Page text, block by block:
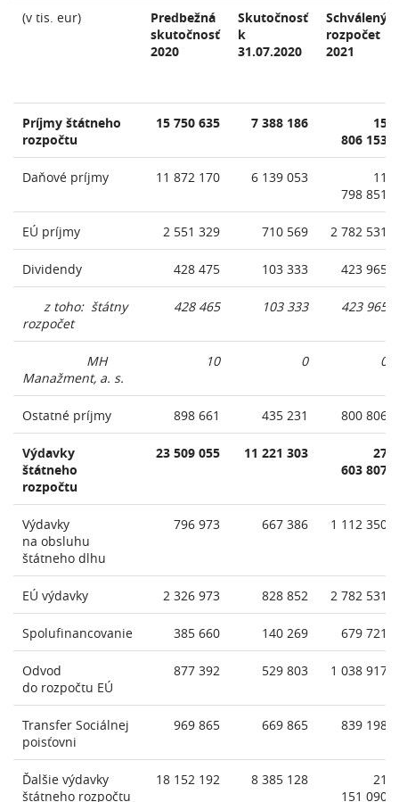
(v tis. eur)
Predbežná
skutočnosť
2020
Skutočnosť
k
31.07.2020
Schválený
rozpočet
2021
Príjmy štátneho
rozpočtu
15 750 635 7 388 186
15
806 153
Daňové príjmy 11 872 170 6 139 053
11
798 851
EÚ príjmy 2 551 329 710 569 2 782 531
Dividendy 428 475 103 333 423 965
z toho: štátny
rozpočet
428 465 103 333 423 965
MH
Manažment, a. s.
10 0 0
Ostatné príjmy 898 661 435 231 800 806
Výdavky
štátneho
rozpočtu
23 509 055 11 221 303
27
603 807
Výdavky
na obsluhu
štátneho dlhu
796 973 667 386 1 112 350
EÚ výdavky 2 326 973 828 852 2 782 531
Spolufinancovanie 385 660 140 269 679 721
Odvod
do rozpočtu EÚ
877 392 529 803 1 038 917
Transfer Sociálnej
poisťovni
969 865 669 865 839 198
Ďalšie výdavky
štátneho rozpočtu
18 152 192 8 385 128
21
151 090